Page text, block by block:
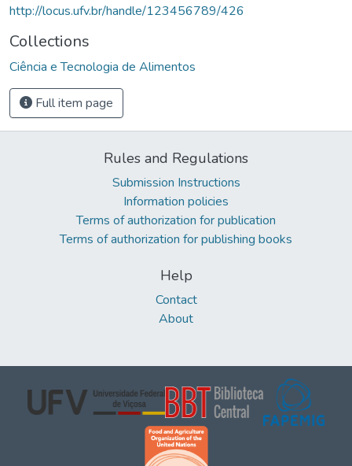
http://locus.ufv.br/handle/123456789/426
Collections
Ciência e Tecnologia de Alimentos
Full item page
Rules and Regulations
Submission Instructions
Information policies
Terms of authorization for publication
Terms of authorization for publishing books
Help
Contact
About